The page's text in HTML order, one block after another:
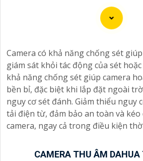
chính hãng giá rẻ và chất lượng:
1:Camera Dahua là một thương
phẩm an ninh và giám sát.⚒2:Để
mua Camera Dahua chính hãng,
cửa hàng uy tín hoặc các đại lý
3:Mức giá của Camera Dahua có
model và chức năng của camera.
được đánh giá cao với độ phân giải
Camera có khả năng chống sét
giám sát khỏi tác động của sét
khả năng chống sét giúp camera
bền bỉ, đặc biệt khi lắp đặt ngoài
nguy cơ sét đánh. Giảm thiểu nguy
tải điện từ, đảm bảo an toàn và
camera, ngay cả trong điều kiện
CAMERA THU ÂM DAHUA